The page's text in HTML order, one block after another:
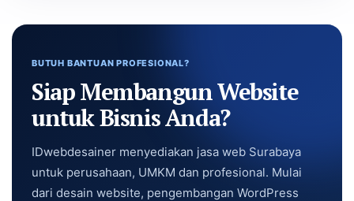
BUTUH BANTUAN PROFESIONAL?
Siap Membangun Website
untuk Bisnis Anda?
IDwebdesainer menyediakan jasa web Surabaya
untuk perusahaan, UMKM dan profesional. Mulai
dari desain website, pengembangan WordPress